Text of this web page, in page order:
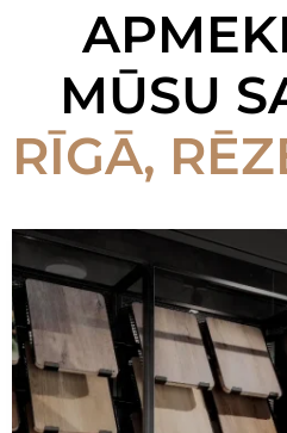
MŪSU
RĪGĀ,